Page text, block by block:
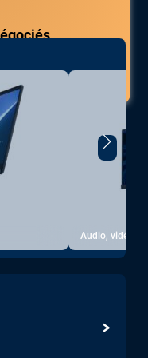
Audio, vidéo,
adaptés aux